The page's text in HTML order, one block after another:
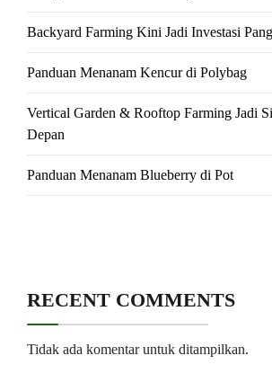
Backyard Farming Kini Jadi Investasi
Panduan Menanam Kencur di Polybag
Vertical Garden & Rooftop Farming Jadi
Depan
Panduan Menanam Blueberry di Pot
RECENT COMMENTS
Tidak ada komentar untuk ditampilkan.